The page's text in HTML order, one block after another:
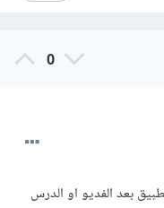
0
بعد الفديو او الدرس